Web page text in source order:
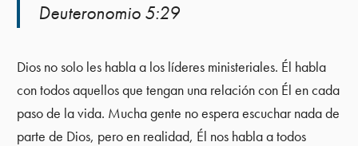
Deuteronomio 5:29
Dios no solo les habla a los líderes ministeriales. Él habla
con todos aquellos que tengan una relación con Él en cada
paso de la vida. Mucha gente no espera escuchar nada de
parte de Dios, pero en realidad, Él nos habla a todos